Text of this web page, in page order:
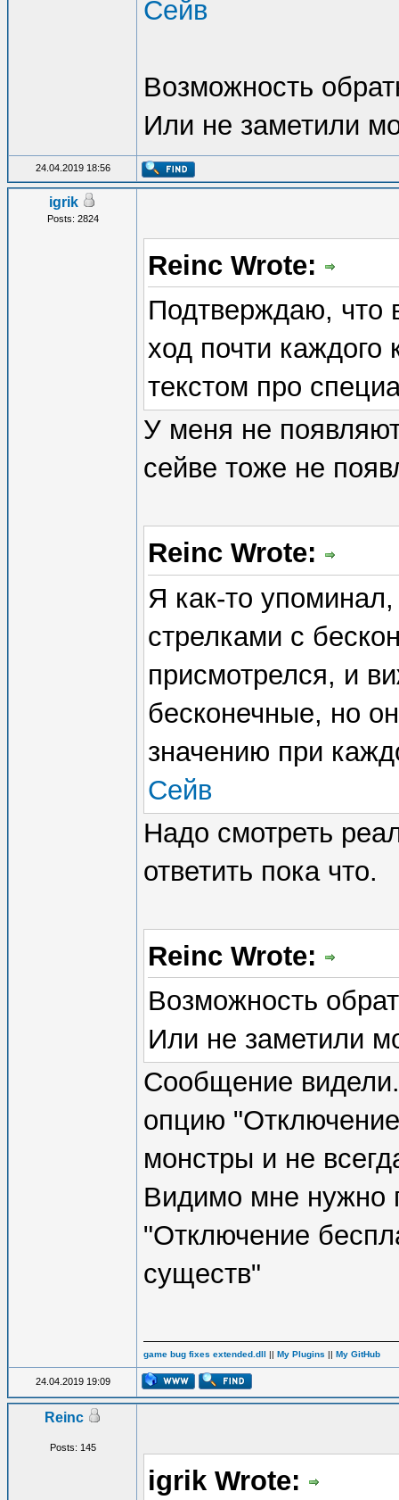
Сейв
Возможность
Или не заметили
24.04.2019 18:56
igrik
Posts: 2824
Reinc Wrote:
Подтверждаю, что
ход почти
текстом про
У меня не
сейве тоже не
Reinc Wrote:
Я как-то
стрелками с
присмотрелся, и
бесконечные, но
значению при
Сейв
Надо смотреть
ответить пока что.
Reinc Wrote:
Возможность
Или не заметили
Сообщение
опцию
монстры и не
Видимо мне нужно
"Отключение
существ"
game bug fixes extended.dll || My Plugins || My GitHub
24.04.2019 19:09
Reinc
Posts: 145
igrik Wrote: